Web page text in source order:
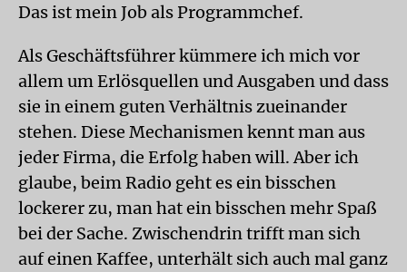
Das ist mein Job als Programmchef.
Als Geschäftsführer kümmere ich mich vor
allem um Erlösquellen und Ausgaben und dass
sie in einem guten Verhältnis zueinander
stehen. Diese Mechanismen kennt man aus
jeder Firma, die Erfolg haben will. Aber ich
glaube, beim Radio geht es ein bisschen
lockerer zu, man hat ein bisschen mehr Spaß
bei der Sache. Zwischendrin trifft man sich
auf einen Kaffee, unterhält sich auch mal ganz